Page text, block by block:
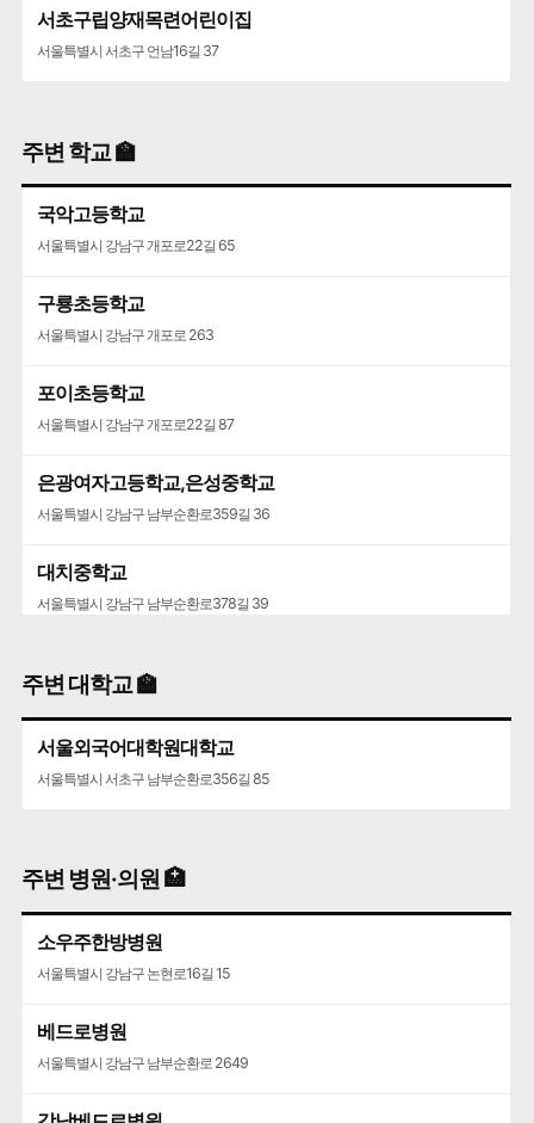
서초구립양재목련어린이집
서울특별시 서초구 언남16길 37
주변 학교 🏫
국악고등학교
서울특별시 강남구 개포로22길 65
구룡초등학교
서울특별시 강남구 개포로 263
포이초등학교
서울특별시 강남구 개포로22길 87
은광여자고등학교,은성중학교
서울특별시 강남구 남부순환로359길 36
대치중학교
서울특별시 강남구 남부순환로378길 39
서울특별시 서초구 동산로13길 35
언남중학교
서울특별시 서초구 동산로 55
주변 대학교 🏫
서울외국어대학원대학교
서울특별시 서초구 남부순환로356길 85
주변 병원·의원 🏥
소우주한방병원
서울특별시 강남구 논현로16길 15
베드로병원
서울특별시 강남구 남부순환로 2649